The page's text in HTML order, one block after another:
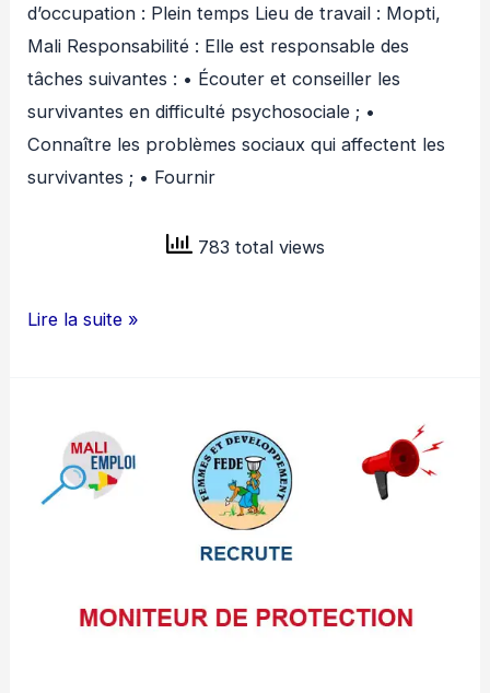
d’occupation : Plein temps Lieu de travail : Mopti,
Mali Responsabilité : Elle est responsable des
tâches suivantes : • Écouter et conseiller les
survivantes en difficulté psychosociale ; •
Connaître les problèmes sociaux qui affectent les
survivantes ; • Fournir
783 total views
ONG
RECRUTE
UNE
Lire la suite »